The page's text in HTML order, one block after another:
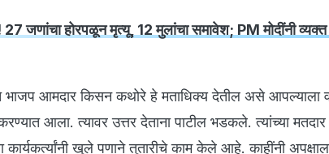
जणांचा होरपळून मृत्यू, 12 मुलांचा समावेश; PM मोदींनी
भाजप आमदार किसन कथोरे हे मताधिक्य देतील असे आपल्याला
आला. त्यावर उत्तर देताना पाटील भडकले. त्यांच्या मतदार
खुले पणाने तुतारीचे काम केले आहे. काहींनी